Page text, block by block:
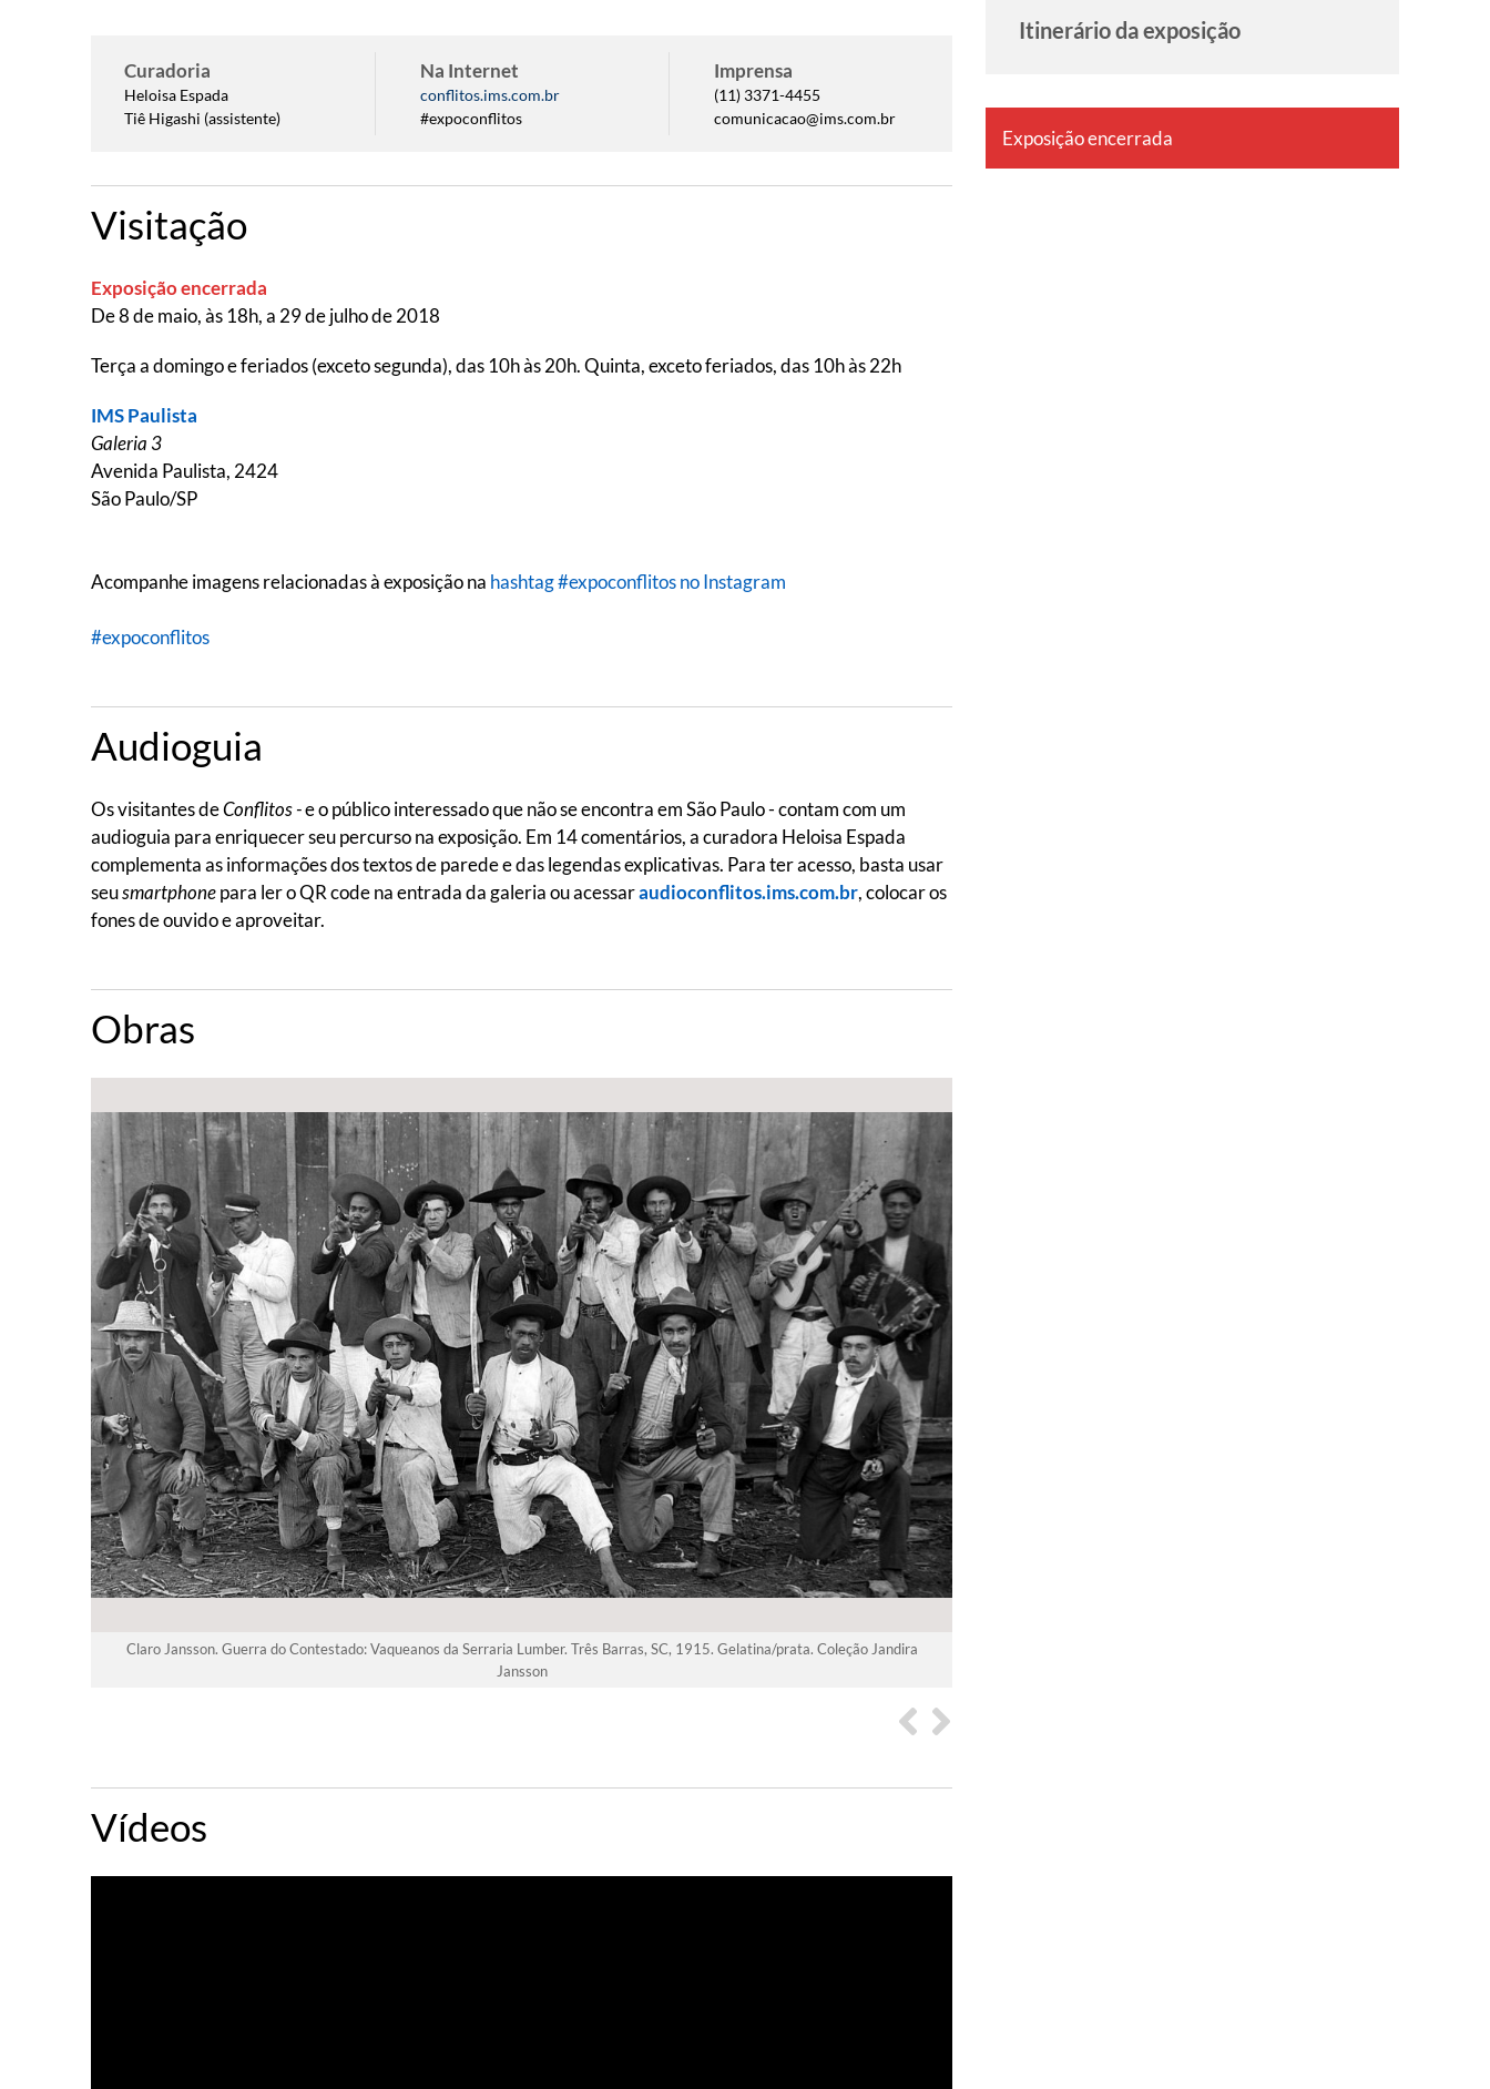
Curadoria
Heloisa Espada
Tiê Higashi (assistente)
Na Internet
conflitos.ims.com.br
#expoconflitos
Imprensa
(11) 3371-4455
comunicacao@ims.com.br
Visitação
Exposição encerrada
De 8 de maio, às 18h, a 29 de julho de 2018
Terça a domingo e feriados (exceto segunda), das 10h às 20h. Quinta, exceto feriados, das 10h às 22h
IMS Paulista
Galeria 3
Avenida Paulista, 2424
São Paulo/SP
Acompanhe imagens relacionadas à exposição na hashtag #expoconflitos no Instagram
#expoconflitos
Audioguia
Os visitantes deConflitos -e o público interessado que não se encontra em São Paulo - contam com um
audioguia para enriquecer seu percurso na exposição. Em 14 comentários, a curadora Heloisa Espada
complementa as informações dos textos de parede e das legendas explicativas. Para ter acesso, basta usar
seusmartphonepara ler o QR code na entrada da galeria ou acessaraudioconflitos.ims.com.br, colocar os
fones de ouvido e aproveitar.
Obras
Claro Jansson. Guerra do Contestado: Vaqueanos da Serraria Lumber. Três Barras, SC, 1915. Gelatina/prata. Coleção Jandira
Jansson
Vídeos
Itinerário da exposição
Exposição encerrada